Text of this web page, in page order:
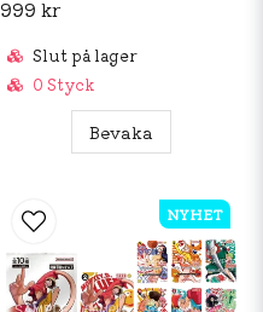
999 kr
Slut på lager
0 Styck
Bevaka
NYHET